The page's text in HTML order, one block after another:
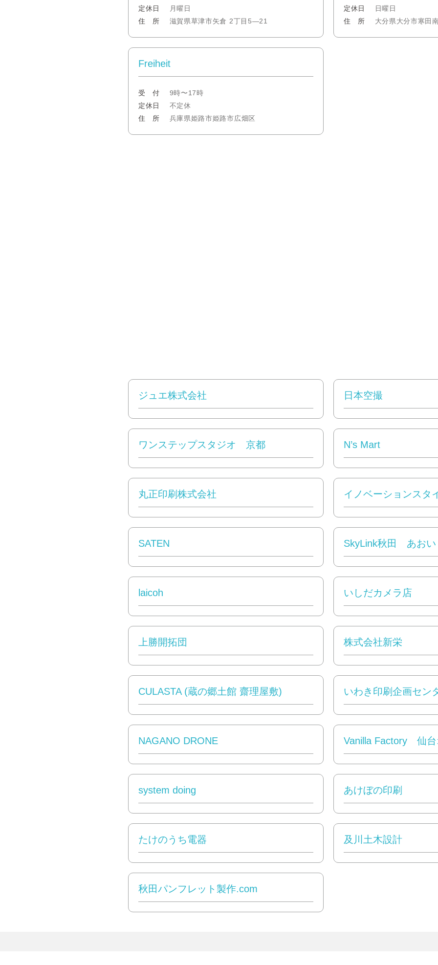
定休日
月曜日
住 所 滋賀県草津市矢倉 2丁目5―21
定休日
日曜日
住 所 大分県大分市寒田
Freiheit
受 付 9時〜17時
定休日
不定休
住 所 兵庫県姫路市姫路市広畑区
ジュエ株式会社 日本空撮
ワンステップスタジオ 京都 N’s Mart
丸正印刷株式会社 イノベーションスタ
SATEN SkyLink秋田 あおい
laicoh いしだカメラ店
上勝開拓団 株式会社新栄
CULASTA (蔵の郷土館 齋理屋敷) いわき印刷企画セ
NAGANO DRONE Vanilla Factory 仙台
system doing あけぼの印刷
たけのうち電器 及川土木設計
秋田パンフレット製作.com